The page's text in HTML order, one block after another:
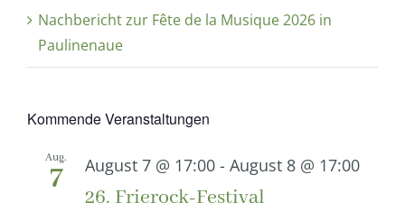
Nachbericht zur Fête de la Musique 2026 in
Paulinenaue
Kommende Veranstaltungen
Aug.
7 August 7 @ 17:00 - August 8 @ 17:00
26. Frierock-Festival